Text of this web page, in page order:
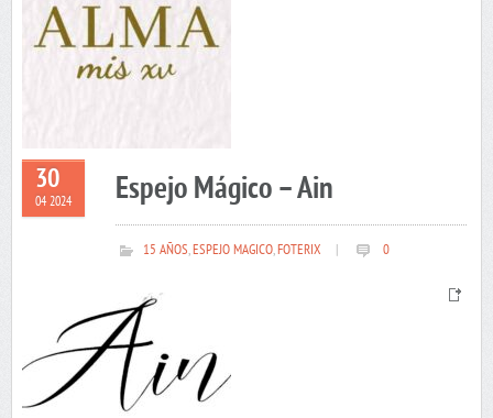
30
04 2024 Espejo Mágico – Ain
15 AÑOS,ESPEJO MAGICO,FOTERIX 0